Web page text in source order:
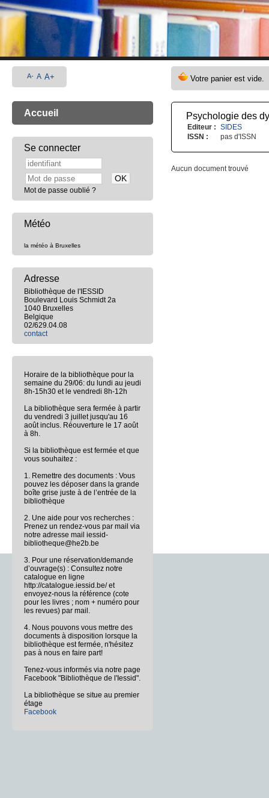
Psychologie des
Editeur : SIDES
ISSN :
pas d'ISSN
Aucun document trouvé
A- A A+
Accueil
Se connecter
Mot de passe oublié ?
Météo
la météo à Bruxelles
Adresse
Bibliothèque de l'IESSID
Boulevard Louis Schmidt 2a
1040 Bruxelles
Belgique
02/629.04.08
contact
Horaire de la bibliothèque pour la
semaine du 29/06: du lundi au jeudi
8h-15h30 et le vendredi 8h-12h
La bibliothèque sera fermée à partir
du vendredi 3 juillet jusqu'au 16
août inclus. Réouverture le 17 août
à 8h.
Si la bibliothèque est fermée et que
vous souhaitez :
1. Remettre des documents : Vous
pouvez les déposer dans la grande
boîte grise juste à de l’entrée de la
bibliothèque
2. Une aide pour vos recherches :
Prenez un rendez-vous par mail via
notre adresse mail iessid-
bibliotheque@he2b.be
3. Pour une réservation/demande
d’ouvrage(s) : Consultez notre
catalogue en ligne
http://catalogue.iessid.be/ et
envoyez-nous la référence (cote
pour les livres ; nom + numéro pour
les revues) par mail.
4. Nous pouvons vous mettre des
documents à disposition lorsque la
bibliothèque est fermée, n'hésitez
pas à nous en faire part!
Tenez-vous informés via notre page
Facebook "Bibliothèque de l'Iessid".
La bibliothèque se situe au premier
étage
Facebook